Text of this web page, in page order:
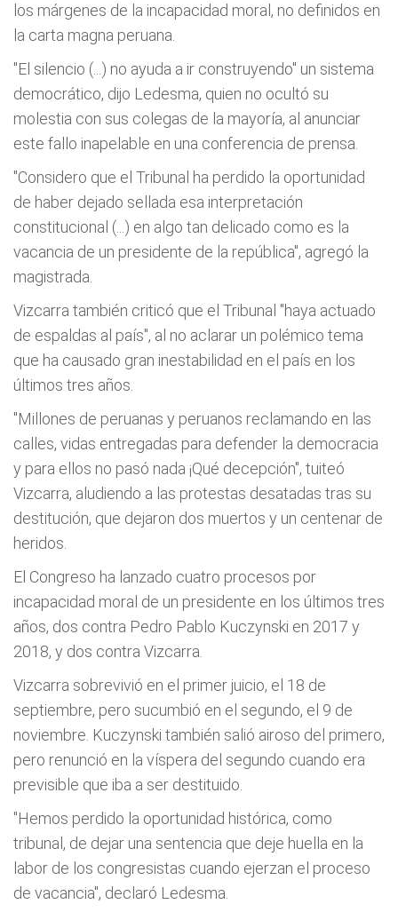
los márgenes de la incapacidad moral, no definidos en
la carta magna peruana.
"El silencio (...) no ayuda a ir construyendo" un sistema
democrático, dijo Ledesma, quien no ocultó su
molestia con sus colegas de la mayoría, al anunciar
este fallo inapelable en una conferencia de prensa.
"Considero que el Tribunal ha perdido la oportunidad
de haber dejado sellada esa interpretación
constitucional (...) en algo tan delicado como es la
vacancia de un presidente de la república", agregó la
magistrada.
Vizcarra también criticó que el Tribunal "haya actuado
de espaldas al país", al no aclarar un polémico tema
que ha causado gran inestabilidad en el país en los
últimos tres años.
"Millones de peruanas y peruanos reclamando en las
calles, vidas entregadas para defender la democracia
y para ellos no pasó nada ¡Qué decepción", tuiteó
Vizcarra, aludiendo a las protestas desatadas tras su
destitución, que dejaron dos muertos y un centenar de
heridos.
El Congreso ha lanzado cuatro procesos por
incapacidad moral de un presidente en los últimos tres
años, dos contra Pedro Pablo Kuczynski en 2017 y
2018, y dos contra Vizcarra.
Vizcarra sobrevivió en el primer juicio, el 18 de
septiembre, pero sucumbió en el segundo, el 9 de
noviembre. Kuczynski también salió airoso del primero,
pero renunció en la víspera del segundo cuando era
previsible que iba a ser destituido.
"Hemos perdido la oportunidad histórica, como
tribunal, de dejar una sentencia que deje huella en la
labor de los congresistas cuando ejerzan el proceso
de vacancia", declaró Ledesma.